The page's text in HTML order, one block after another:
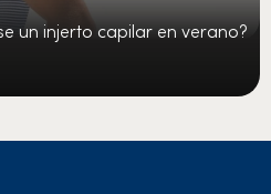
un injerto capilar en verano?